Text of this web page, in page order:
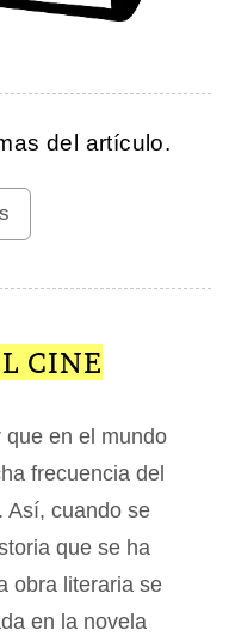
del artículo.
CINE
que en el mundo
frecuencia del
Así, cuando se
que se ha
obra literaria se
en la novela